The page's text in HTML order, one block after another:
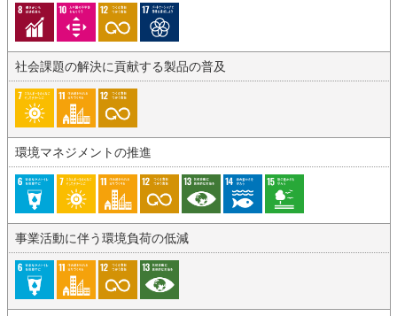
社会課題の解決に貢献する製品の普及
環境マネジメントの推進
事業活動に伴う環境負荷の低減